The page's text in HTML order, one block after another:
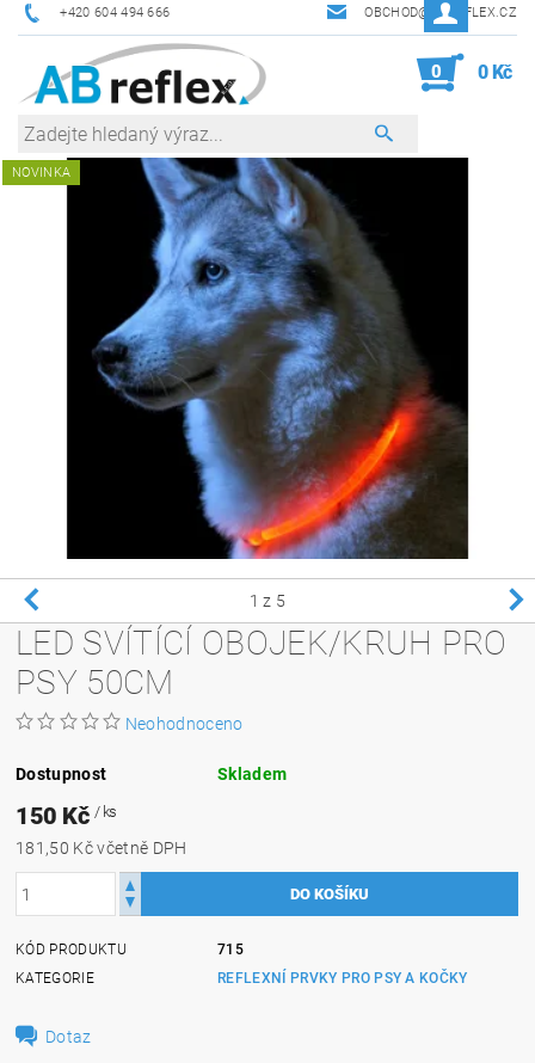
+420 604 494 666 OBCHOD@ABREFLEX.CZ
0 0 Kč
NOVINKA
1 z 5
LED SVÍTÍCÍ OBOJEK/KRUH PRO
PSY 50CM
Neohodnoceno
Dostupnost Skladem
150 Kč / ks
181,50 Kč včetně DPH
KÓD PRODUKTU
715
KATEGORIE
REFLEXNÍ PRVKY PRO PSY A KOČKY
Dotaz